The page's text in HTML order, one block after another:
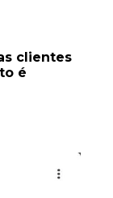
clientes
é